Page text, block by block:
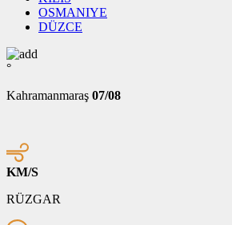
OSMANIYE
DÜZCE
°
Kahramanmaraş 07/08
KM/S
RÜZGAR